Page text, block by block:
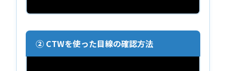
② CTWを使った目線の確認方法